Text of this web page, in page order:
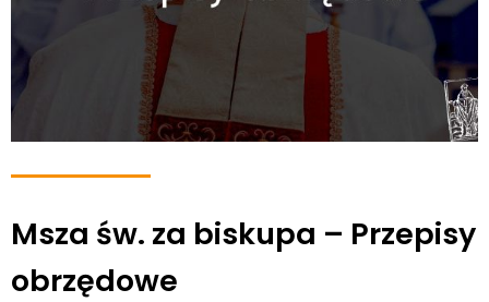
Msza św. za biskupa – Przepisy
obrzędowe